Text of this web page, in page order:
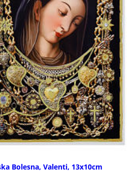
Bolesna, Valenti, 13x10cm